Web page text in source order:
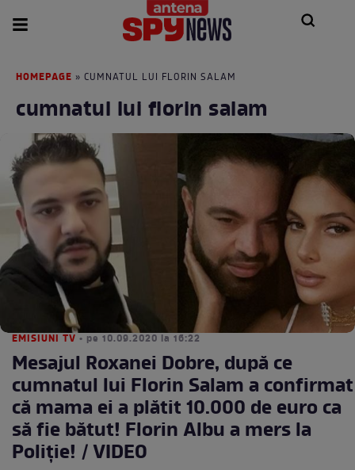
HOMEPAGE » CUMNATUL LUI FLORIN SALAM
cumnatul lui florin salam
EMISIUNI TV • pe 10.09.2020 la 16:22
Mesajul Roxanei Dobre, după ce
cumnatul lui Florin Salam a confirmat
că mama ei a plătit 10.000 de euro ca
să fie bătut! Florin Albu a mers la
Poliție! / VIDEO